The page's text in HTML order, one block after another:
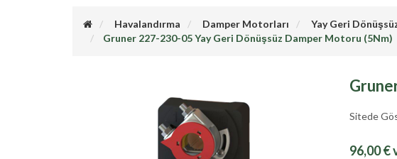
Havalandırma Damper Motorları Yay Geri
Gruner 227-230-05 Yay Geri Dönüşsüz Damper Motoru (5Nm)
Sitede
96,00 €